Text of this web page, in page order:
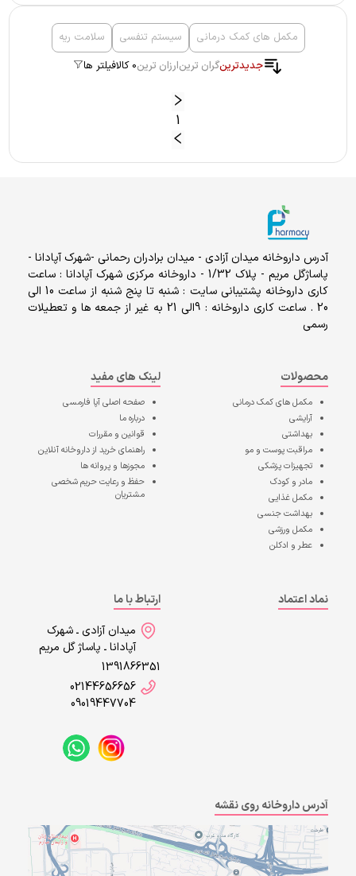
مکمل های کمک درمانی سیستم تنفسی
سلامت ریه
جدیدترینگران ترینارزان ترین0 کالا فیلتر ها
1
آدرس داروخانه میدان آزادی - میدان برادران رحمانی -شهرک آپادانا -
پاساژگل مریم - پلاک 1/32 - داروخانه مرکزی شهرک آپادانا : ساعت
کاری داروخانه پشتیبانی سایت : شنبه تا پنج شنبه از ساعت 10 الی
20 . ساعت کاری داروخانه : 9الی 21 به غیر از جمعه ها و تعطیلات
رسمی
محصولات
مکمل های کمک درمانی
آرایشی
بهداشتی
مراقبت پوست و مو
تجهیزات پزشکی
مادر و کودک
مکمل غذایی
بهداشت جنسی
مکمل ورزشی
عطر و ادکلن
لینک های مفید
صفحه اصلیآپا فارمسی
درباره ما
قوانین و مقررات
راهنمای خرید از داروخانه آنلاین
مجوزها و پروانه ها
حفظ و رعایت حریم شخصی
مشتریان
نماد اعتماد
ارتباط با ما
میدان آزادی ـ شهرک
آپادانا ـ پاساژ گل مریم
1391866351
02144656656
09019447704
آدرس داروخانه روی نقشه